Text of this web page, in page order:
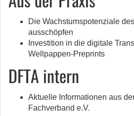
Die Wachstumspotenziale
ausschöpfen
Investition in die digitale
Wellpappen-Preprints
DFTA intern
Aktuelle Informationen aus
Fachverband e.V.